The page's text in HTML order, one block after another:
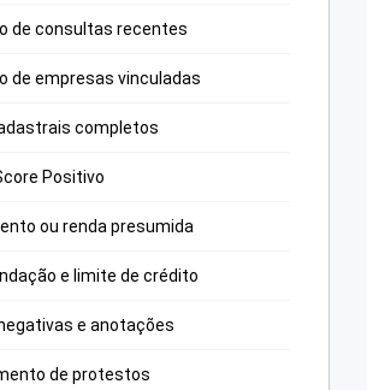
de consultas recentes
de empresas vinculadas
completos
Positivo
ou renda presumida
e limite de crédito
e anotações
de protestos